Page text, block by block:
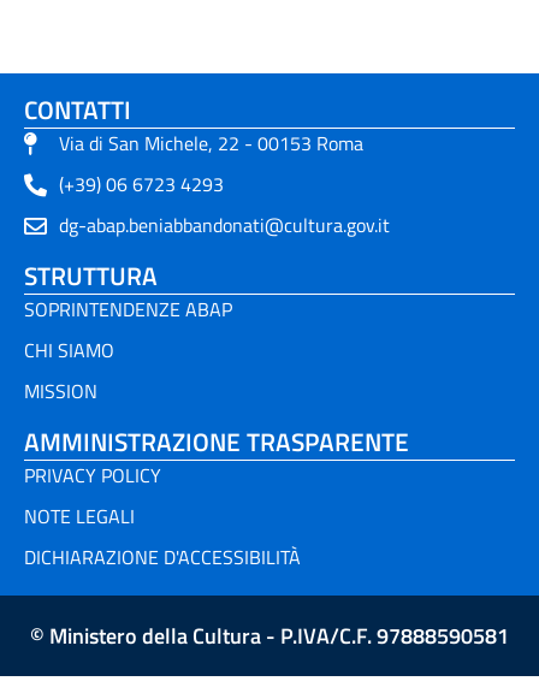
CONTATTI
Via di San Michele, 22 - 00153 Roma
(+39) 06 6723 4293
dg-abap.beniabbandonati@cultura.gov.it
STRUTTURA
SOPRINTENDENZE ABAP
CHI SIAMO
MISSION
AMMINISTRAZIONE TRASPARENTE
PRIVACY POLICY
NOTE LEGALI
DICHIARAZIONE D'ACCESSIBILITÀ
© Ministero della Cultura - P.IVA/C.F. 97888590581